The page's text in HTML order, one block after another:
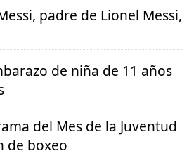
padre de Lionel Messi,
de niña de 11 años
del Mes de la Juventud
de boxeo